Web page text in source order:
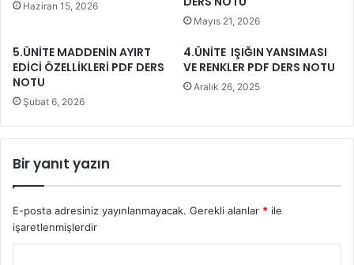
Haziran 15, 2026
Mayıs 21, 2026
5.ÜNİTE MADDENİN AYIRT
EDİCİ ÖZELLİKLERİ PDF DERS
NOTU
Şubat 6, 2026
4.ÜNİTE IŞIĞIN YANSIMASI
VE RENKLER PDF DERS NOTU
Aralık 26, 2025
Bir yanıt yazın
E-posta adresiniz yayınlanmayacak. Gerekli alanlar * ile
işaretlenmişlerdir